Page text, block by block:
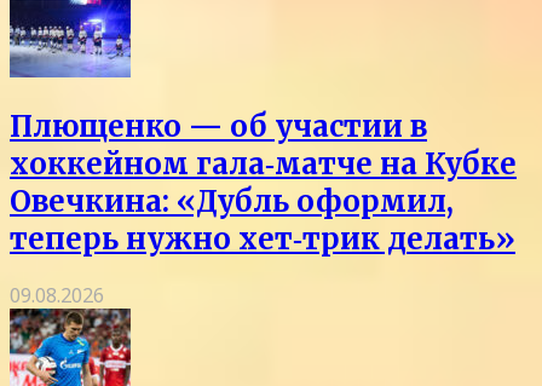
Плющенко — об участии в
хоккейном гала‑матче на Кубке
Овечкина: «Дубль оформил,
теперь нужно хет‑трик делать»
09.08.2026